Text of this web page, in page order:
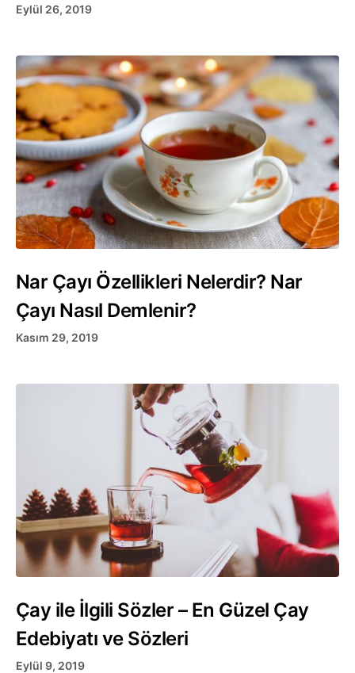
Eylül 26, 2019
Nar Çayı Özellikleri Nelerdir? Nar
Çayı Nasıl Demlenir?
Kasım 29, 2019
Çay ile İlgili Sözler – En Güzel Çay
Edebiyatı ve Sözleri
Eylül 9, 2019